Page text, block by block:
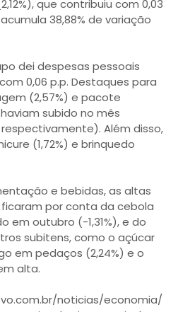
que contribuiu com 0,03
38,88% de variação
dei despesas pessoais
0,06 p.p. Destaques para
(2,57%) e pacote
subido no mês
respectivamente). Além disso,
(1,72%) e brinquedo
e bebidas, as altas
por conta da cebola
em outubro (-1,31%), e do
subitens, como o açúcar
em pedaços (2,24%) e o
alta.
noticias/economia/